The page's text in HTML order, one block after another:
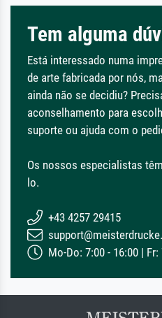
Tem alguma
Está interessado numa
de arte fabricada por nós,
ainda não se decidiu?
aconselhamento para
suporte ou ajuda com o
Os nossos especialistas
lo.
+43 4257 29415
Mo-Do: 7:00 - 16:00 | Fr: